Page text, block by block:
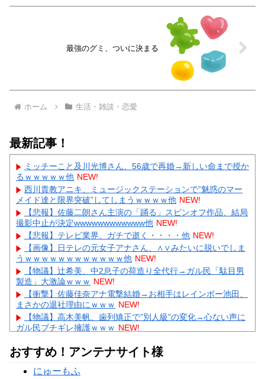
最強のグミ、ついに決まる
ホーム 生活・雑談・恋愛
最新記事！
ミッチーこと及川光博さん、56歳で再婚→新しい命まで授か
るｗｗｗｗｗ他 NEW!
西川貴教アニキ、ミュージックステーションで”魅惑のマー
メイド達と限界突破”してしまうｗｗｗｗ他 NEW!
【悲報】佐藤二朗さん主演の「踊る」スピンオフ作品、結局
撮影中止が決定wwwwwwwwwwww他 NEW!
【悲報】テレビ業界、ガチで逝く・・・・他 NEW!
【画像】日テレの元女子アナさん、∧∨みたいに脱いでしま
うｗｗｗｗｗｗｗｗｗｗｗｗ他 NEW!
【物議】辻希美、中2息子の荷造り全代行→ガル民「駄目男
製造」大激論ｗｗｗ NEW!
【衝撃】佐藤佳奈アナ電撃結婚→お相手はレインボー池田、
まさかの退社理由にｗｗｗ NEW!
【物議】高木美帆、歯列矯正で”別人級”の変化→心ない声に
ガル民ブチギレ擁護ｗｗｗ NEW!
女性にガル民総ツッコミｗｗｗ
【物議】水川かたまりの授乳姿に“子育て警察”出動→ガル民
「私も足組んでた」大合唱ｗｗｗ
おすすめ！アンテナサイト様
にゅーもふ